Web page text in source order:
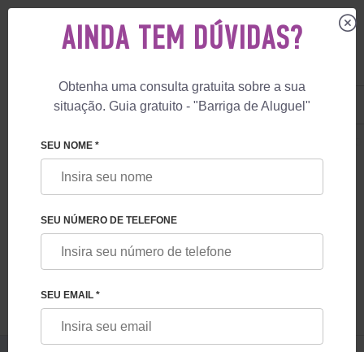
+1 844 892 78 00 UK+44 800 069 86 90
BLOG VIDA DA UCRÂNIA E FUNCIONAMENTO DO FHRG NO
VIDA DA UCRÂNIA E FUNCIONAMENTO DO
FESKOV HUMAN REPRODUCTION GROUP
NO TEMPO DA GUERRA
AINDA TEM DÚVIDAS?
Obtenha uma consulta gratuita sobre a sua
situação. Guia gratuito - "Barriga de Aluguel"
SEU NOME *
SEU NÚMERO DE TELEFONE
SEU EMAIL *